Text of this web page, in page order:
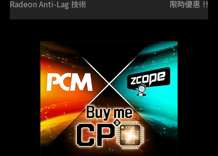
Radeon Anti-Lag 技術
限時優惠 !!